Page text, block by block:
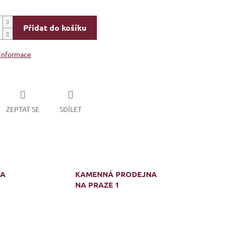
Přidat do košíku
ZEPTAT SE SDÍLET
KAMENNÁ PRODEJNA
NA PRAZE 1